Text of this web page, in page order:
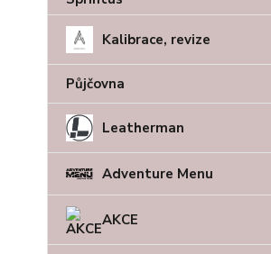
Kalibrace, revize
Půjčovna
Leatherman
Adventure Menu
AKCE